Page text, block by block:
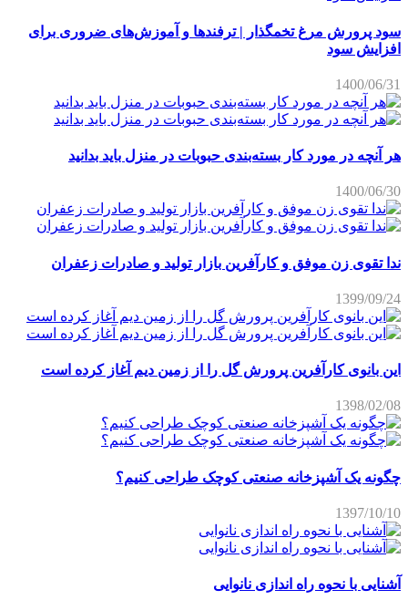
سود پرورش مرغ تخمگذار | ترفندها و آموزش‌های ضروری برای
افزایش سود
1400/06/31
هر آنچه در مورد کار بسته‌بندی حبوبات در منزل باید بدانید
1400/06/30
ندا تقوی زن موفق و کارآفرین بازار تولید و صادرات زعفران
1399/09/24
این بانوی کارآفرین پرورش گل را از زمین دیم آغاز کرده است
1398/02/08
چگونه یک آشپزخانه صنعتی کوچک طراحی کنیم؟
1397/10/10
آشنایی با نحوه راه اندازی نانوایی